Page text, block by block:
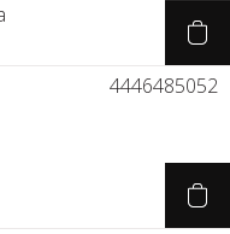
4446485052